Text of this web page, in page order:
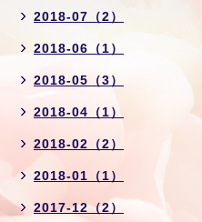
2018-07（2）
2018-06（1）
2018-05（3）
2018-04（1）
2018-02（2）
2018-01（1）
2017-12（2）